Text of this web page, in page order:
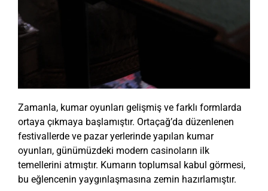
Zamanla, kumar oyunları gelişmiş ve farklı formlarda
ortaya çıkmaya başlamıştır. Ortaçağ’da düzenlenen
festivallerde ve pazar yerlerinde yapılan kumar
oyunları, günümüzdeki modern casinoların ilk
temellerini atmıştır. Kumarın toplumsal kabul görmesi,
bu eğlencenin yaygınlaşmasına zemin hazırlamıştır.